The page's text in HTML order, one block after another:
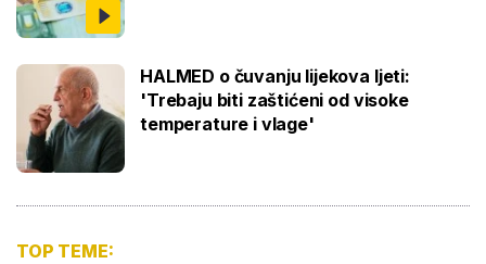
HALMED o čuvanju lijekova ljeti:
'Trebaju biti zaštićeni od visoke
temperature i vlage'
TOP TEME: